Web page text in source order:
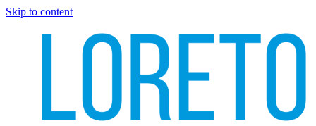
Skip to content